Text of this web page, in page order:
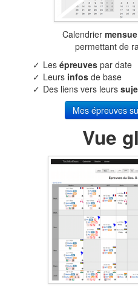
Calendrier
permettant de
Lesépreuves par date
Leurs infos de base
Des liens vers leurs
Mes épreuves
Vue